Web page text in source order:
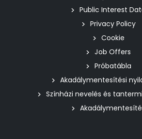
Public Interest
Privacy Policy
Cookie
Job Offers
Próbatábla
Akadálymentesítési
Színházi nevelés és